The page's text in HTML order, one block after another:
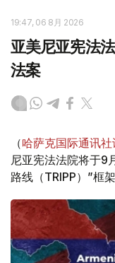
19:47, 06 8月 2026
亚美尼亚宪法
法案
（哈萨克国际通讯社
尼亚宪法法院将于9
路线（TRIPP）”框